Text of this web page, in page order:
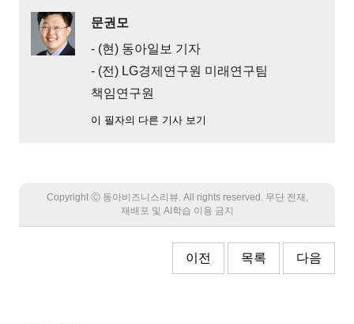
문권모
- (현) 동아일보 기자
- (전) LG경제연구원 미래연구팀
책임연구원
이 필자의 다른 기사 보기
Copyright Ⓒ 동아비즈니스리뷰. All rights reserved. 무단 전재,
재배포 및 AI학습 이용 금지
이전 목록 다음